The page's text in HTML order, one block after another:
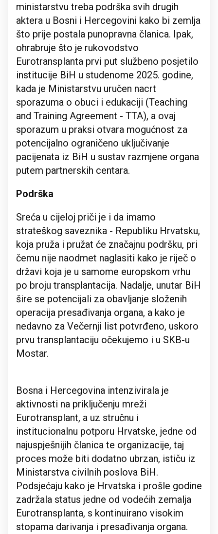
ministarstvu treba podrška svih drugih
aktera u Bosni i Hercegovini kako bi zemlja
što prije postala punopravna članica. Ipak,
ohrabruje što je rukovodstvo
Eurotransplanta prvi put službeno posjetilo
institucije BiH u studenome 2025. godine,
kada je Ministarstvu uručen nacrt
sporazuma o obuci i edukaciji (Teaching
and Training Agreement - TTA), a ovaj
sporazum u praksi otvara mogućnost za
potencijalno ograničeno uključivanje
pacijenata iz BiH u sustav razmjene organa
putem partnerskih centara.
Podrška
Sreća u cijeloj priči je i da imamo
strateškog saveznika - Republiku Hrvatsku,
koja pruža i pružat će značajnu podršku, pri
čemu nije naodmet naglasiti kako je riječ o
državi koja je u samome europskom vrhu
po broju transplantacija. Nadalje, unutar BiH
šire se potencijali za obavljanje složenih
operacija presađivanja organa, a kako je
nedavno za Večernji list potvrđeno, uskoro
prvu transplantaciju očekujemo i u SKB-u
Mostar.
Bosna i Hercegovina intenzivirala je
aktivnosti na priključenju mreži
Eurotransplant, a uz stručnu i
institucionalnu potporu Hrvatske, jedne od
najuspješnijih članica te organizacije, taj
proces može biti dodatno ubrzan, ističu iz
Ministarstva civilnih poslova BiH.
Podsjećaju kako je Hrvatska i prošle godine
zadržala status jedne od vodećih zemalja
Eurotransplanta, s kontinuirano visokim
stopama darivanja i presađivanja organa.